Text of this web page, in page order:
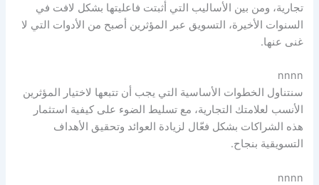
تجارية، ومن بين الأساليب التي أثبتت فاعليتها بشكل لافت في
السنوات الأخيرة، التسويق عبر المؤثرين أصبح من الأدوات التي لا
غنى عنها.
nnnn
سنتناول الخطوات الأساسية التي يجب أن تتبعها لاختيار المؤثرين
الأنسب لعلامتك التجارية، مع تسليط الضوء على كيفية استثمار
هذه الشراكات بشكل فعّال لزيادة العوائد وتحقيق الأهداف
التسويقية بنجاح.
nnnn